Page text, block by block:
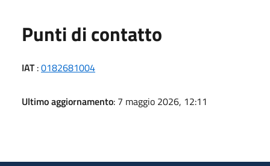
Punti di contatto
IAT:0182681004
Ultimo aggiornamento: 7 maggio 2026, 12:11